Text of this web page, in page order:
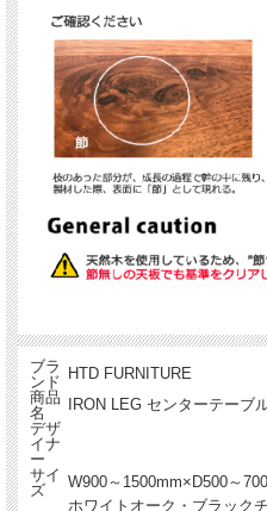
ブラ
ンド HTD FURNITURE
商品
名
IRON LEG センターテーブ
デザ
イナ
ー
サイ
ズ
W900～1500mm×D500～
ホワイトオーク・ブラック